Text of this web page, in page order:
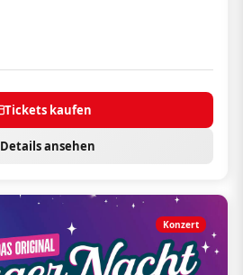
Tickets kaufen
Details ansehen
Konzert